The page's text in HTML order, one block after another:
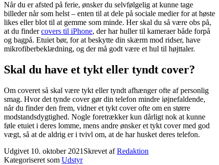
Når du er afsted på ferie, ønsker du selvfølgelig at kunne tage
billeder når som helst – enten til at dele på sociale medier for at høste
likes eller blot til at gemme som minde. Her skal du så være obs på,
at du findercovers til iPhone, der har huller til kameraer både forpå
og bagpå. Etuiet bør, for at beskytte din skærm mod ridser, have
mikrofiberbeklædning, og der må godt være et hul til højttaler.
Skal du have et tykt eller tyndt cover?
Om coveret så skal være tykt eller tyndt afhænger ofte af personlig
smag. Hvor det tynde cover gør din telefon mindre iøjnefaldende,
når du finder den frem, vidner et tykt cover ofte om en større
modstandsdygtighed. Nogle foretrækker kun dårligt nok at kunne
føle etuiet i deres lomme, mens andre ønsker et tykt cover med god
vægt, så at de aldrig er i tvivl om, at de har husket deres telefon.
Udgivet 10. oktober 2021 Skrevet afRedaktion
Kategoriseret som Udstyr